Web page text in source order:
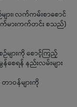
ျား၊ လက်ကမ်းစာစောင်
တိုက်ရိုက်မားကက်တင်း စသည်)
ျားကို စောင့်ကြည့်
ေရန် နည်းလမ်းများ
ာဝန်များကို